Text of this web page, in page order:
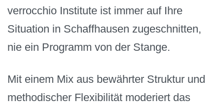
verrocchio Institute ist immer auf Ihre
Situation in Schaffhausen zugeschnitten,
nie ein Programm von der Stange.
Mit einem Mix aus bewährter Struktur und
methodischer Flexibilität moderiert das